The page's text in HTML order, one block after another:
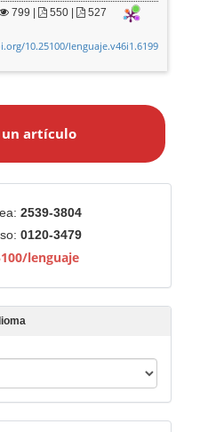
799 | 550 | 527
10.25100/lenguaje.v46i1.6199
un artículo
2539-3804
0120-3479
lenguaje
d